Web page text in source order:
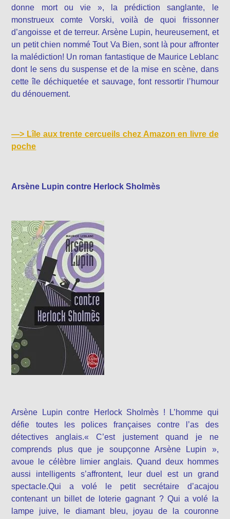
donne mort ou vie », la prédiction sanglante, le
monstrueux comte Vorski, voilà de quoi frissonner
d’angoisse et de terreur. Arsène Lupin, heureusement, et
un petit chien nommé Tout Va Bien, sont là pour affronter
la malédiction! Un roman fantastique de Maurice Leblanc
dont le sens du suspense et de la mise en scène, dans
cette île déchiquetée et sauvage, font ressortir l’humour
du dénouement.
—> Lîle aux trente cercueils chez Amazon en livre de
poche
Arsène Lupin contre Herlock Sholmès
Arsène Lupin contre Herlock Sholmès ! L’homme qui
défie toutes les polices françaises contre l’as des
détectives anglais.« C’est justement quand je ne
comprends plus que je soupçonne Arsène Lupin »,
avoue le célèbre limier anglais. Quand deux hommes
aussi intelligents s’affrontent, leur duel est un grand
spectacle.Qui a volé le petit secrétaire d’acajou
contenant un billet de loterie gagnant ? Qui a volé la
lampe juive, le diamant bleu, joyau de la couronne